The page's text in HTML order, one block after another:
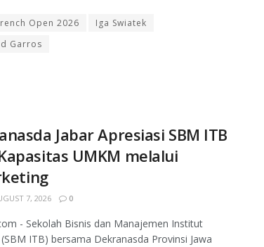
Open 2026
Iga Swiatek
Garros
Jabar Apresiasi SBM ITB
UMKM melalui
7, 2026 0
- Sekolah Bisnis dan Manajemen Institut
ITB) bersama Dekranasda Provinsi Jawa